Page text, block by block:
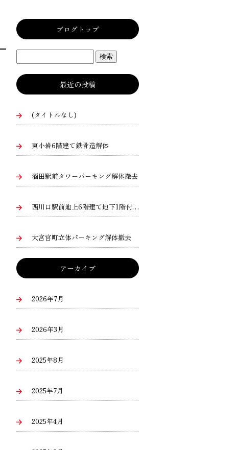
ブログトップ
最近の投稿
(タイトルなし)
東小岩6階建て鉄骨造解体
酒田駅前タワーパーキング解体撤去
西川口駅前地上6階建て地下1階付き建物二棟
大宮宮町立体パーキング解体撤去
アーカイブ
2026年7月
2026年3月
2025年8月
2025年7月
2025年4月